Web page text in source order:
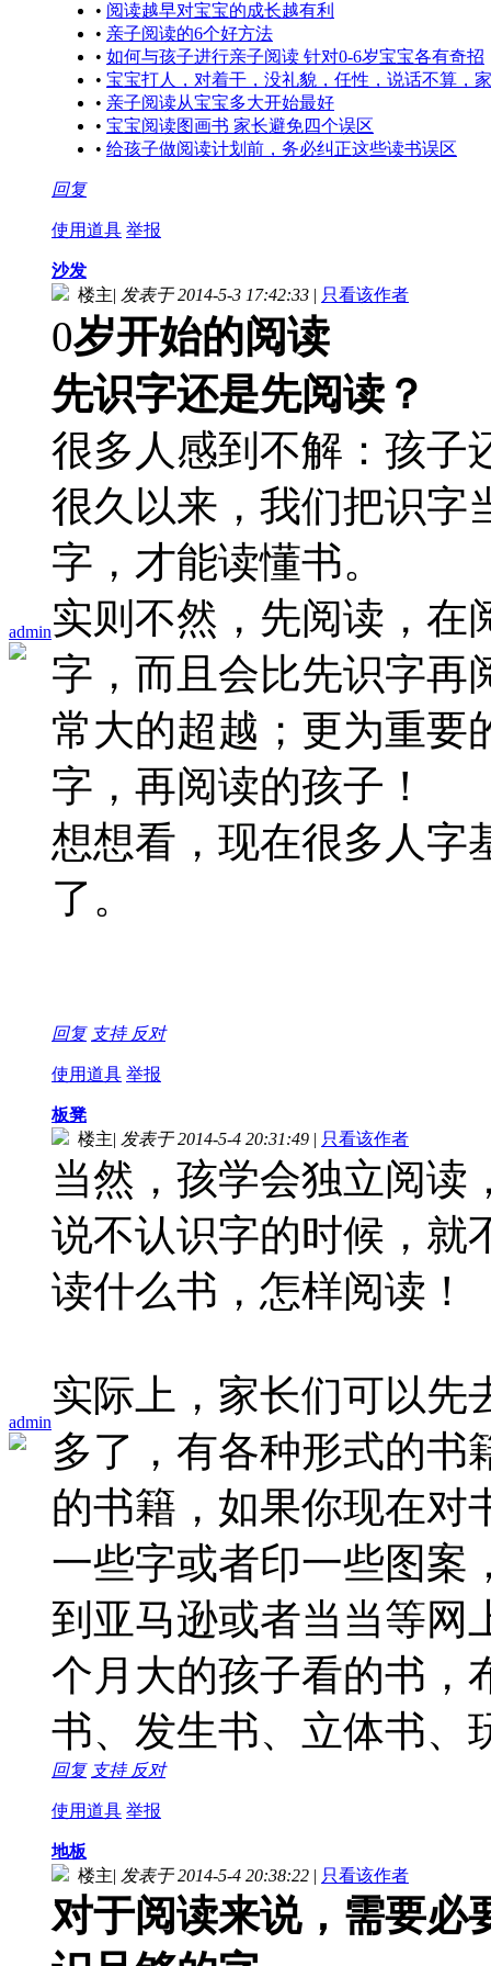
• 阅读越早对宝宝的成长越有利
• 亲子阅读的6个好方法
• 如何与孩子进行亲子阅读 针对0-6岁宝宝各有奇招
• 宝宝打人，对着干，没礼貌，任性，说话不算，
• 亲子阅读从宝宝多大开始最好
• 宝宝阅读图画书 家长避免四个误区
• 给孩子做阅读计划前，务必纠正这些读书误区
回复
使用道具 举报
admin
沙发
楼主| 发表于 2014-5-3 17:42:33 | 只看该作者
0岁开始的阅读
先识字还是先阅读？
很多人感到不解：孩子
很久以来，我们把识字
字，才能读懂书。
实则不然，先阅读，在
字，而且会比先识字再
常大的超越；更为重要
字，再阅读的孩子！
想想看，现在很多人字
了。
回复 支持 反对
使用道具 举报
admin
板凳
楼主| 发表于 2014-5-4 20:31:49 | 只看该作者
当然，孩学会独立阅读
说不认识字的时候，就
读什么书，怎样阅读！
实际上，家长们可以先
多了，有各种形式的书
的书籍，如果你现在对
一些字或者印一些图案
到亚马逊或者当当等网
个月大的孩子看的书，
书、发生书、立体书、
回复 支持 反对
使用道具 举报
地板
楼主| 发表于 2014-5-4 20:38:22 | 只看该作者
对于阅读来说，需要必